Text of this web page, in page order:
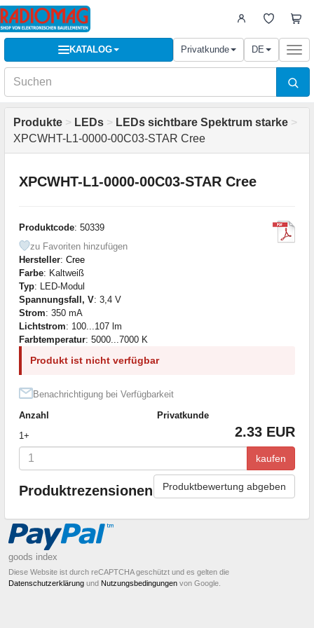
KATALOG Privatkunde DE
Produkte > LEDs > LEDs sichtbare Spektrum starke >
XPCWHT-L1-0000-00C03-STAR Cree
XPCWHT-L1-0000-00C03-STAR Cree
Produktcode: 50339
zu Favoriten hinzufügen
Hersteller: Cree
Farbe: Kaltweiß
Typ: LED-Modul
Spannungsfall, V: 3,4 V
Strom: 350 mA
Lichtstrom: 100...107 lm
Farbtemperatur: 5000...7000 K
Produkt ist nicht verfügbar
Benachrichtigung bei Verfügbarkeit
Anzahl
Privatkunde
1+
2.33 EUR
kaufen
Produktrezensionen Produktbewertung abgeben
goods index
Diese Website ist durch reCAPTCHA geschützt und es gelten die
Datenschutzerklärung und Nutzungsbedingungen von Google.